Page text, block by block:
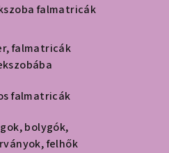
falmatricák
falmatricák
falmatricák
bolygók,
felhők